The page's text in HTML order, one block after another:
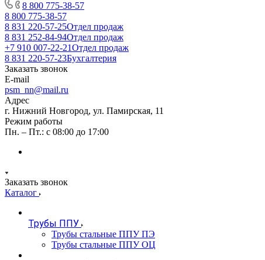
8 800 775-38-57
8 800 775-38-57
8 831 220-57-25Отдел продаж
8 831 252-84-94Отдел продаж
+7 910 007-22-21Отдел продаж
8 831 220-57-23Бухгалтерия
Заказать звонок
E-mail
psm_nn@mail.ru
Адрес
г. Нижний Новгород, ул. Памирская, 11
Режим работы
Пн. – Пт.: с 08:00 до 17:00
Заказать звонок
Каталог
Трубы ППУ
Трубы стальные ППУ ПЭ
Трубы стальные ППУ ОЦ